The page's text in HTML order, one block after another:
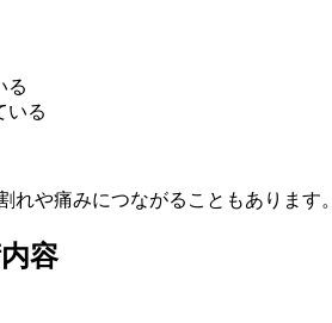
る
いる
れや痛みにつながることもあります。
容